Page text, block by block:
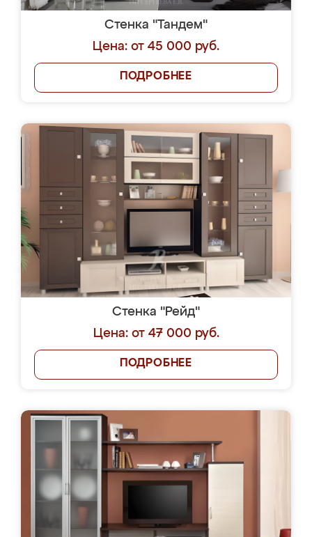
Стенка "Тандем"
Цена: от 45 000 руб.
ПОДРОБНЕЕ
Стенка "Рейд"
Цена: от 47 000 руб.
ПОДРОБНЕЕ